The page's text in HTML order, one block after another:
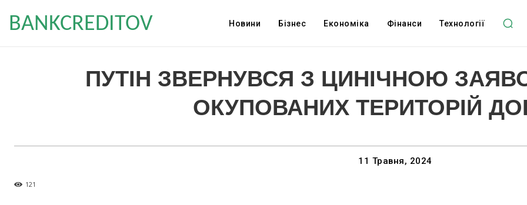
BANKCREDITOV Новини Бізнес Економіка Фінанси Технології
ПУТІН ЗВЕРНУВСЯ З ЦИНІЧНОЮ
ОКУПОВАНИХ ТЕРИТОРІЙ
11 Травня, 2024
121